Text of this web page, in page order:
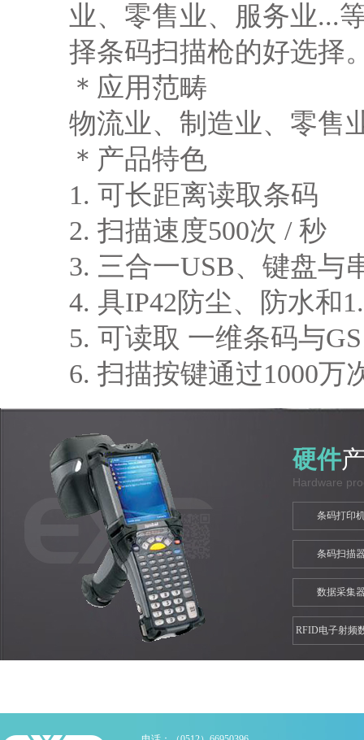
业、零售业、服务业...
择条码扫描枪的好选择
＊应用范畴
物流业、制造业、零售
＊产品特色
1. 可长距离读取条码
2. 扫描速度500次 / 秒
3. 三合一USB、键盘与
4. 具IP42防尘、防水和
5. 可读取 一维条码与
6. 扫描按键通过1000万
硬件
Hardware
条码打印
条码扫描
数据采集
RFID电子射频